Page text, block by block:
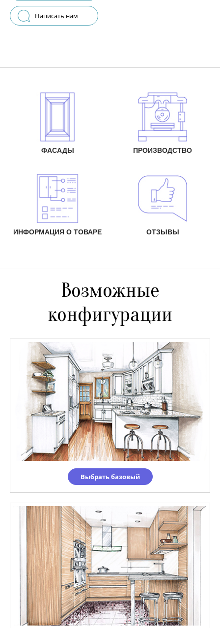
Написать нам
ФАСАДЫ ПРОИЗВОДСТВО
ИНФОРМАЦИЯ О ТОВАРЕ ОТЗЫВЫ
Возможные
конфигурации
Выбрать базовый